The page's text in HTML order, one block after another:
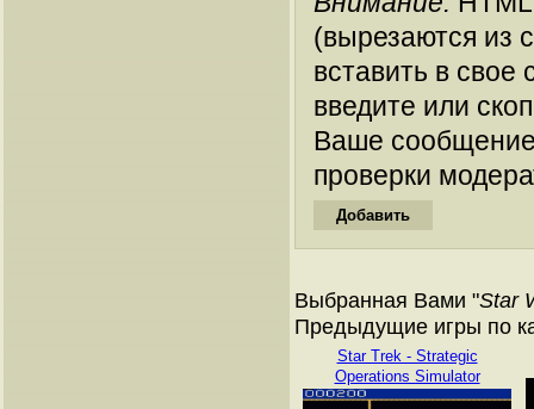
(вырезаются из
вставить в
введите или
Ваше
проверки
Выбранная Вами "Star
Предыдущие игры по
Star Trek - Strategic
Operations Simulator